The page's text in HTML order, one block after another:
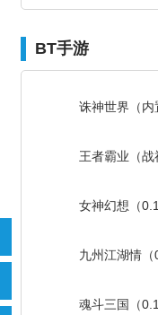
BT手游
诛神世界（内
王者霸业（战
女神幻想（
九州江湖情（
魂斗三国（